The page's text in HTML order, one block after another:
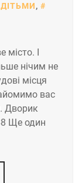
,
місто. І
нічим не
місця
вас
Дворик
Ще один